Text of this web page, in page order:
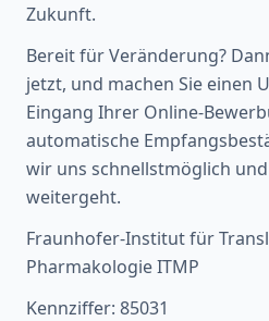
Zukunft.
Bereit für Veränderung?
jetzt, und machen Sie einen
Eingang Ihrer Online-
automatische
wir uns schnellstmöglich
weitergeht.
Fraunhofer-Institut für
Pharmakologie ITMP
Kennziffer: 85031